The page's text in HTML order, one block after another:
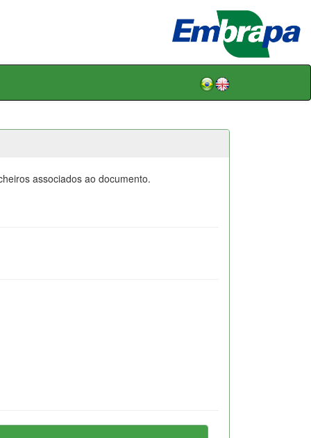
associados ao documento.